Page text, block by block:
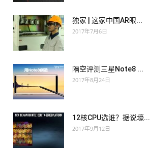
独家 | 这家中国AR眼...
2017年7月6日
隔空评测三星Note8 ...
2017年8月24日
12核CPU选谁？据说壕...
2017年9月12日